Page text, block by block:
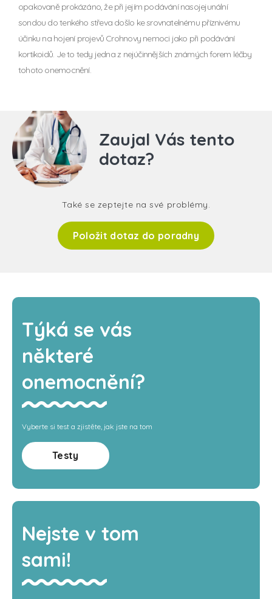
opakovaně prokázáno, že při jejím podávání nasojejunální
sondou do tenkého střeva došlo ke srovnatelnému příznivému
účinku na hojení projevů Crohnovy nemoci jako při podávání
kortikoidů. Je to tedy jedna z nejúčinnějších známých forem léčby
tohoto onemocnění.
Zaujal Vás tento
dotaz?
Také se zeptejte na své problémy.
Položit dotaz do poradny
Týká se vás
některé
onemocnění?
Vyberte si test a zjistěte, jak jste na tom
Testy
Nejste v tom
sami!